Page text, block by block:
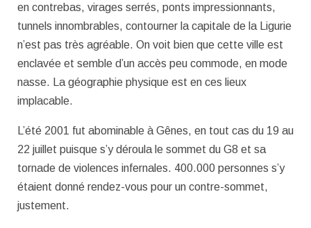
en contrebas, virages serrés, ponts impressionnants,
tunnels innombrables, contourner la capitale de la Ligurie
n’est pas très agréable. On voit bien que cette ville est
enclavée et semble d’un accès peu commode, en mode
nasse. La géographie physique est en ces lieux
implacable.
L’été 2001 fut abominable à Gênes, en tout cas du 19 au
22 juillet puisque s’y déroula le sommet du G8 et sa
tornade de violences infernales. 400.000 personnes s’y
étaient donné rendez-vous pour un contre-sommet,
justement.